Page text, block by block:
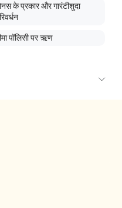
के प्रकार और गारंटीशुदा
पॉलिसी पर ऋण